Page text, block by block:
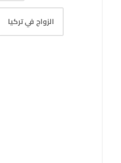
الزواج في تركيا